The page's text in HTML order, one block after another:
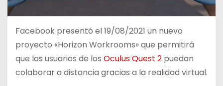
Facebook presentó el 19/08/2021 un nuevo
proyecto «Horizon Workrooms» que permitirá
que los usuarios de los Oculus Quest 2 puedan
colaborar a distancia gracias a la realidad virtual.